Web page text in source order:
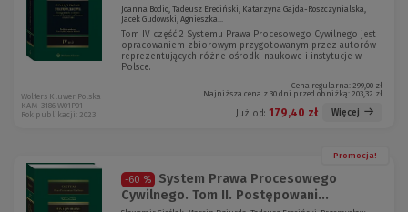
Joanna Bodio, Tadeusz Ereciński, Katarzyna Gajda-Roszczynialska,
Jacek Gudowski, Agnieszka...
Tom IV część 2 Systemu Prawa Procesowego Cywilnego jest
opracowaniem zbiorowym przygotowanym przez autorów
reprezentujących różne ośrodki naukowe i instytucje w
Polsce.
Cena regularna: 299,00 zł
Najniższa cena z 30 dni przed obniżką: 203,32 zł
Już od: 179,40 zł Więcej
Wolters Kluwer Polska
KAM-3186 W01P01
Rok publikacji: 2023
Promocja!
-60 %
System Prawa Procesowego
Cywilnego. Tom II. Postępowani...